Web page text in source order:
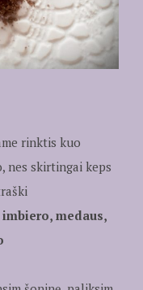
rinktis kuo
nes skirtingai keps
medaus,